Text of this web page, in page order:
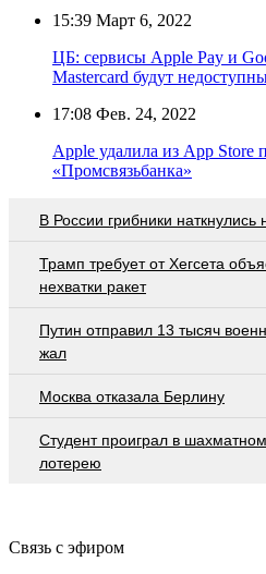
15:39 Март 6, 2022
ЦБ: сервисы Apple Pay и
Mastercard будут
17:08 Фев. 24, 2022
Apple удалила из App Store
«Промсвязьбанка»
В России грибники
Трамп требует от Хегсета
нехватки ракет
Путин отправил 13 тысяч
жал
Москва отказала Берлину
Студент проиграл в
лотерею
Связь с эфиром